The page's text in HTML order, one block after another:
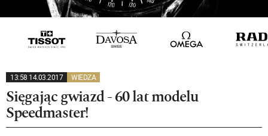
13:58 14.03.2017 WIEDZA
Sięgając gwiazd - 60 lat modelu
Speedmaster!